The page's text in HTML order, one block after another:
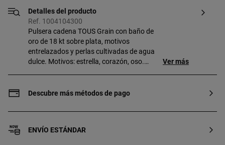
Detalles del producto
Ref. 1004104300
Pulsera cadena TOUS Grain con baño de
oro de 18 kt sobre plata, motivos
entrelazados y perlas cultivadas de agua
dulce. Motivos: estrella, corazón, oso.
Longitud de la pulsera: 17,5 cm. Cierre de
primera ley con baño de oro de 18 a 23 kt
garantiza una mayor durabilidad de la
Ver más
Descubre más métodos de pago
ENVÍO ESTÁNDAR